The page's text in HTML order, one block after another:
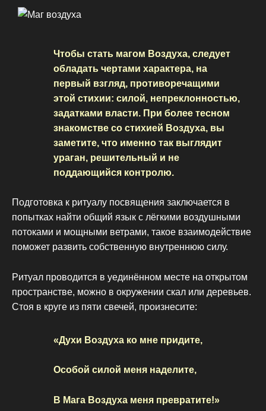
Чтобы стать магом Воздуха, следует
обладать чертами характера, на
первый взгляд, противоречащими
этой стихии: силой, непреклонностью,
задатками власти. При более тесном
знакомстве со стихией Воздуха, вы
заметите, что именно так выглядит
ураган, решительный и не
поддающийся контролю.
Подготовка к ритуалу посвящения заключается в
попытках найти общий язык с лёгкими воздушными
потоками и мощными ветрами, такое взаимодействие
поможет развить собственную внутреннюю силу.
Ритуал проводится в уединённом месте на открытом
пространстве, можно в окружении скал или деревьев.
Стоя в круге из пяти свечей, произнесите:
«Духи Воздуха ко мне придите,
Особой силой меня наделите,
В Мага Воздуха меня превратите!»